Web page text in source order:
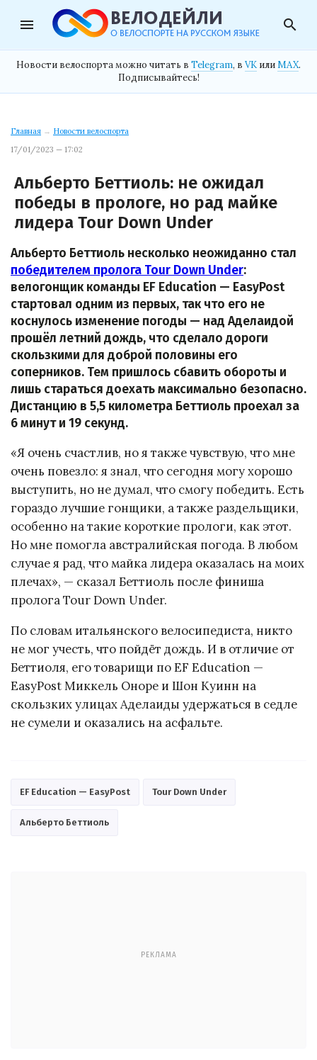
menu search
Новости велоспорта можно читать в Telegram, в VK илиMAX.
Подписывайтесь!
Главная → Новости велоспорта
17/01/2023 — 17:02
Альберто Беттиоль: не ожидал
победы в прологе, но рад майке
лидера Tour Down Under
Альберто Беттиоль несколько неожиданно стал
победителем пролога Tour Down Under:
велогонщик команды EF Education — EasyPost
стартовал одним из первых, так что его не
коснулось изменение погоды — над Аделаидой
прошёл летний дождь, что сделало дороги
скользкими для доброй половины его
соперников. Тем пришлось сбавить обороты и
лишь стараться доехать максимально безопасно.
Дистанцию в 5,5 километра Беттиоль проехал за
6 минут и 19 секунд.
«Я очень счастлив, но я также чувствую, что мне
очень повезло: я знал, что сегодня могу хорошо
выступить, но не думал, что смогу победить. Есть
гораздо лучшие гонщики, а также раздельщики,
особенно на такие короткие прологи, как этот.
Но мне помогла австралийская погода. В любом
случае я рад, что майка лидера оказалась на моих
плечах», — сказал Беттиоль после финиша
пролога Tour Down Under.
По словам итальянского велосипедиста, никто
не мог учесть, что пойдёт дождь. И в отличие от
Беттиоля, его товарищи по EF Education —
EasyPost Миккель Оноре и Шон Куинн на
скользких улицах Аделаиды удержаться в седле
не сумели и оказались на асфальте.
EF Education — EasyPost Tour Down Under
Альберто Беттиоль
РЕКЛАМА